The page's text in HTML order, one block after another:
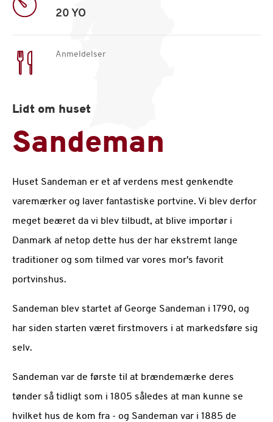
20 YO
Anmeldelser
Lidt om huset
Sandeman
Huset Sandeman er et af verdens mest genkendte
varemærker og laver fantastiske portvine. Vi blev derfor
meget beæret da vi blev tilbudt, at blive importør i
Danmark af netop dette hus der har ekstremt lange
traditioner og som tilmed var vores mor's favorit
portvinshus.
Sandeman blev startet af George Sandeman i 1790, og
har siden starten været firstmovers i at markedsføre sig
selv.
Sandeman var de første til at brændemærke deres
tønder så tidligt som i 1805 således at man kunne se
hvilket hus de kom fra - og Sandeman var i 1885 de